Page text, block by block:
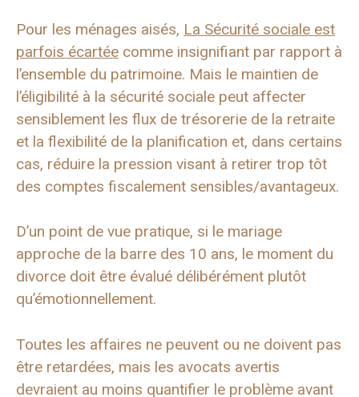
Pour les ménages aisés, La Sécurité sociale est
parfois écartée comme insignifiant par rapport à
l’ensemble du patrimoine. Mais le maintien de
l’éligibilité à la sécurité sociale peut affecter
sensiblement les flux de trésorerie de la retraite
et la flexibilité de la planification et, dans certains
cas, réduire la pression visant à retirer trop tôt
des comptes fiscalement sensibles/avantageux.
D’un point de vue pratique, si le mariage
approche de la barre des 10 ans, le moment du
divorce doit être évalué délibérément plutôt
qu’émotionnellement.
Toutes les affaires ne peuvent ou ne doivent pas
être retardées, mais les avocats avertis
devraient au moins quantifier le problème avant